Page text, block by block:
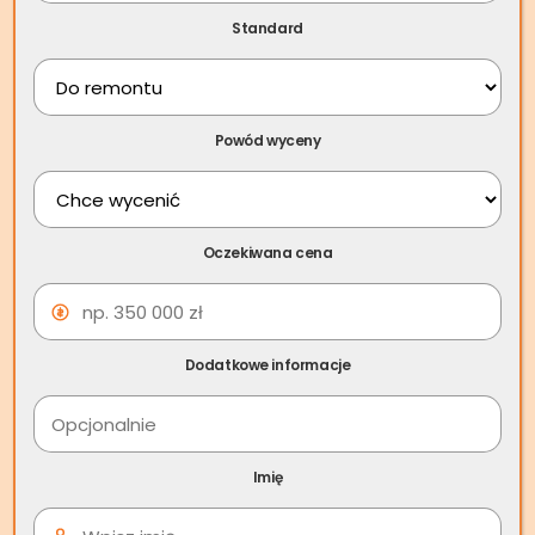
prawnych.
Spis treści
Czy właściciel może wejść do
mieszkania, które
Standard
Powód wyceny
Oczekiwana cena
Dodatkowe informacje
Imię